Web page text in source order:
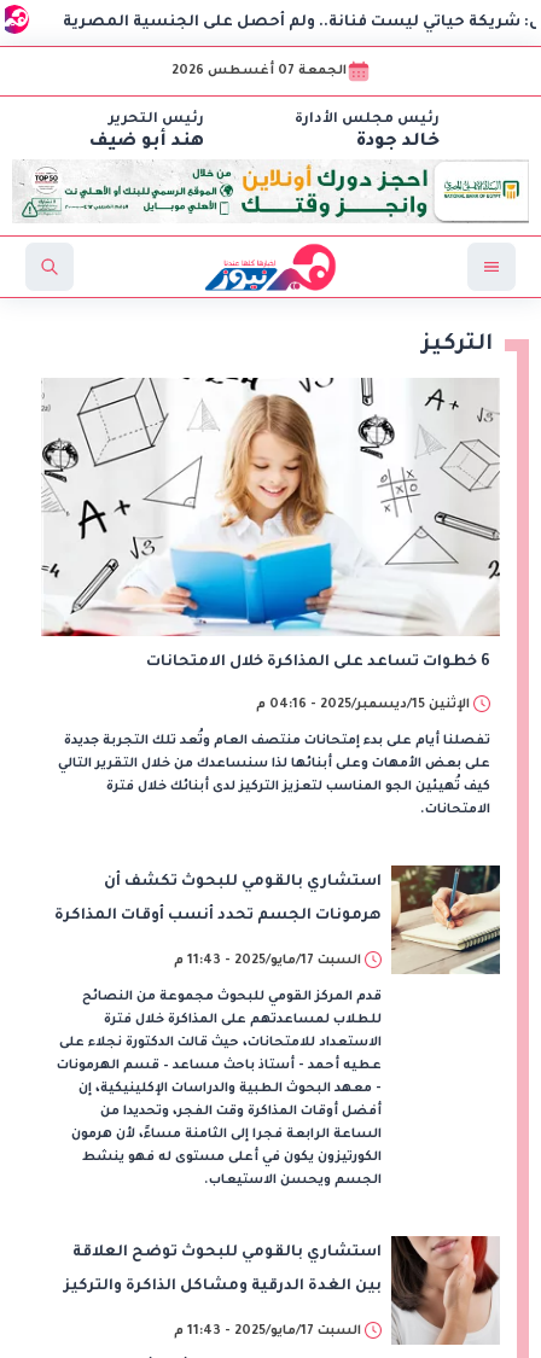
ليست فنانة.. ولم أحصل على الجنسية المصرية
الجمعة 07 أغسطس 2026
رئيس مجلس الأدارة
خالد جودة
رئيس التحرير
هند أبو ضيف
التركيز
6 خطوات تساعد على المذاكرة خلال الامتحانات
الإثنين 15/ديسمبر/2025 - 04:16 م
تفصلنا أيام على بدء إمتحانات منتصف العام وتُعد تلك التجربة جديدة
على بعض الأمهات وعلى أبنائها لذا سنساعدك من خلال التقرير التالي
كيف تُهيئين الجو المناسب لتعزيز التركيز لدى أبنائك خلال فترة
الامتحانات.
استشاري بالقومي للبحوث تكشف أن
هرمونات الجسم تحدد أنسب أوقات المذاكرة
السبت 17/مايو/2025 - 11:43 م
قدم المركز القومي للبحوث مجموعة من النصائح
للطلاب لمساعدتهم على المذاكرة خلال فترة
الاستعداد للامتحانات، حيث قالت الدكتورة نجلاء على
عطيه أحمد - أستاذ باحث مساعد – قسم الهرمونات
- معهد البحوث الطبية والدراسات الإكلينيكية، إن
أفضل أوقات المذاكرة وقت الفجر، وتحديدا من
الساعة الرابعة فجرا إلى الثامنة مساءً، لأن هرمون
الكورتيزون يكون في أعلى مستوى له فهو ينشط
الجسم ويحسن الاستيعاب.
استشاري بالقومي للبحوث توضح العلاقة
بين الغدة الدرقية ومشاكل الذاكرة والتركيز
السبت 17/مايو/2025 - 11:43 م